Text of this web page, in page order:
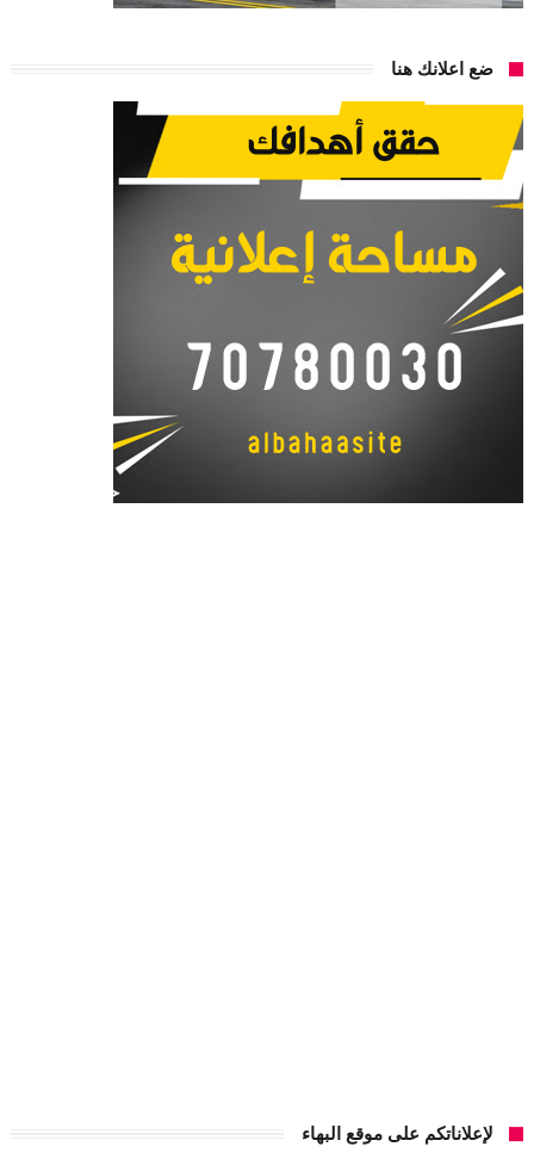
ضع اعلانك هنا
لإعلاناتكم على موقع البهاء